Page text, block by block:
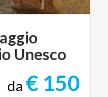
Unesco
da € 150